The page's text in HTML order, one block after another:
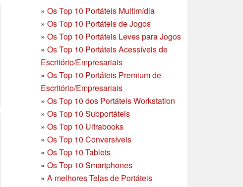
» Os Top 10 Portáteis Multimídia
» Os Top 10 Portáteis de Jogos
» Os Top 10 Portáteis Leves para Jogos
» Os Top 10 Portáteis Acessíveis de
Escritório/Empresariais
» Os Top 10 Portáteis Premium de
Escritório/Empresariais
» Os Top 10 dos Portáteis Workstation
» Os Top 10 Subportáteis
» Os Top 10 Ultrabooks
» Os Top 10 Conversíveis
» Os Top 10 Tablets
» Os Top 10 Smartphones
» A melhores Telas de Portáteis